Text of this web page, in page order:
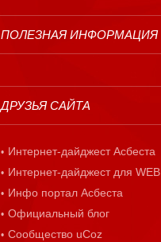
ПОЛЕЗНАЯ ИНФОРМАЦИЯ
ДРУЗЬЯ САЙТА
Интернет-дайджест Асбеста
Интернет-дайджест для WEB
Инфо портал Асбеста
Официальный блог
Сообщество uCoz